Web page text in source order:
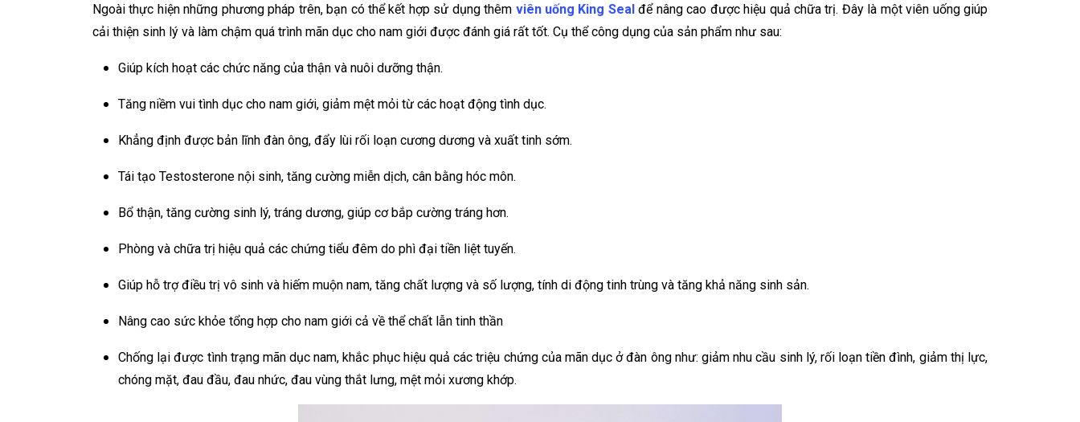
Ngoài thực hiện những phương pháp trên, bạn có thể kết hợp sử dụng thêm viên uống King Sealđể nâng cao được hiệu quả chữa trị. Đây là một viên uống giúp
cải thiện sinh lý và làm chậm quá trình mãn dục cho nam giới được đánh giá rất tốt. Cụ thể công dụng của sản phẩm như sau:
Giúp kích hoạt các chức năng của thận và nuôi dưỡng thận.
Tăng niềm vui tình dục cho nam giới, giảm mệt mỏi từ các hoạt động tình dục.
Khẳng định được bản lĩnh đàn ông, đẩy lùi rối loạn cương dương và xuất tinh sớm.
Tái tạo Testosterone nội sinh, tăng cường miễn dịch, cân bằng hóc môn.
Bổ thận, tăng cường sinh lý, tráng dương, giúp cơ bắp cường tráng hơn.
Phòng và chữa trị hiệu quả các chứng tiểu đêm do phì đại tiền liệt tuyến.
Giúp hỗ trợ điều trị vô sinh và hiếm muộn nam, tăng chất lượng và số lượng, tính di động tinh trùng và tăng khả năng sinh sản.
Nâng cao sức khỏe tổng hợp cho nam giới cả về thể chất lẫn tinh thần
Chống lại được tình trạng mãn dục nam, khắc phục hiệu quả các triệu chứng của mãn dục ở đàn ông như: giảm nhu cầu sinh lý, rối loạn tiền đình, giảm thị lực,
chóng mặt, đau đầu, đau nhức, đau vùng thắt lưng, mệt mỏi xương khớp.